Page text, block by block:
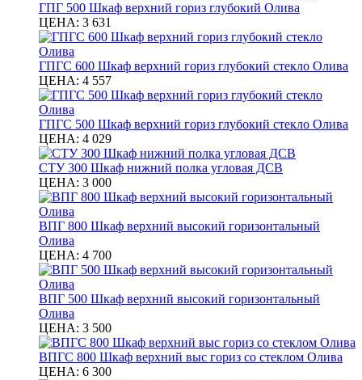
ГПГ 500 Шкаф верхний гориз глубокий Олива
ЦЕНА: 3 631
ГПГС 600 Шкаф верхний гориз глубокий стекло Олива
ЦЕНА: 4 557
ГПГС 500 Шкаф верхний гориз глубокий стекло Олива
ЦЕНА: 4 029
СТУ 300 Шкаф нижний полка угловая ДСВ
ЦЕНА: 3 000
ВПГ 800 Шкаф верхний высокий горизонтальный
Олива
ЦЕНА: 4 700
ВПГ 500 Шкаф верхний высокий горизонтальный
Олива
ЦЕНА: 3 500
ВПГС 800 Шкаф верхний выс гориз со стеклом Олива
ЦЕНА: 6 300